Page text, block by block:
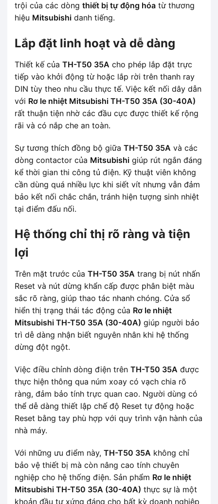
trội của các dòng thiết bị tự động hóa từ thương
hiệu Mitsubishi danh tiếng.
Lắp đặt linh hoạt và dễ dàng
Thiết kế của TH-T50 35A cho phép lắp đặt trực
tiếp vào khởi động từ hoặc lắp rời trên thanh ray
DIN tùy theo nhu cầu thực tế. Việc kết nối dây dẫn
với Rơ le nhiệt Mitsubishi TH-T50 35A (30-40A)
rất thuận tiện nhờ các đầu cực được thiết kế rộng
rãi và có nắp che an toàn.
Sự tương thích đồng bộ giữa TH-T50 35A và các
dòng contactor của Mitsubishi giúp rút ngắn đáng
kể thời gian thi công tủ điện. Kỹ thuật viên không
cần dùng quá nhiều lực khi siết vít nhưng vẫn đảm
bảo kết nối chắc chắn, tránh hiện tượng sinh nhiệt
tại điểm đấu nối.
Hệ thống chỉ thị rõ ràng và tiện
lợi
Trên mặt trước của TH-T50 35A trang bị nút nhấn
Reset và nút dừng khẩn cấp được phân biệt màu
sắc rõ ràng, giúp thao tác nhanh chóng. Cửa sổ
hiển thị trạng thái tác động của Rơ le nhiệt
Mitsubishi TH-T50 35A (30-40A) giúp người bảo
trì dễ dàng nhận biết nguyên nhân khi hệ thống
dừng đột ngột.
Việc điều chỉnh dòng điện trên TH-T50 35A được
thực hiện thông qua núm xoay có vạch chia rõ
ràng, đảm bảo tính trực quan cao. Người dùng có
thể dễ dàng thiết lập chế độ Reset tự động hoặc
Reset bằng tay phù hợp với quy trình vận hành của
nhà máy.
Với những ưu điểm này, TH-T50 35A không chỉ
bảo vệ thiết bị mà còn nâng cao tính chuyên
nghiệp cho hệ thống điện. Sản phẩm Rơ le nhiệt
Mitsubishi TH-T50 35A (30-40A) thực sự là một
khoản đầu tư xứng đáng cho bất kỳ doanh nghiệp